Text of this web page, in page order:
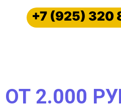
+7 (925) 320
ОТ 2.000